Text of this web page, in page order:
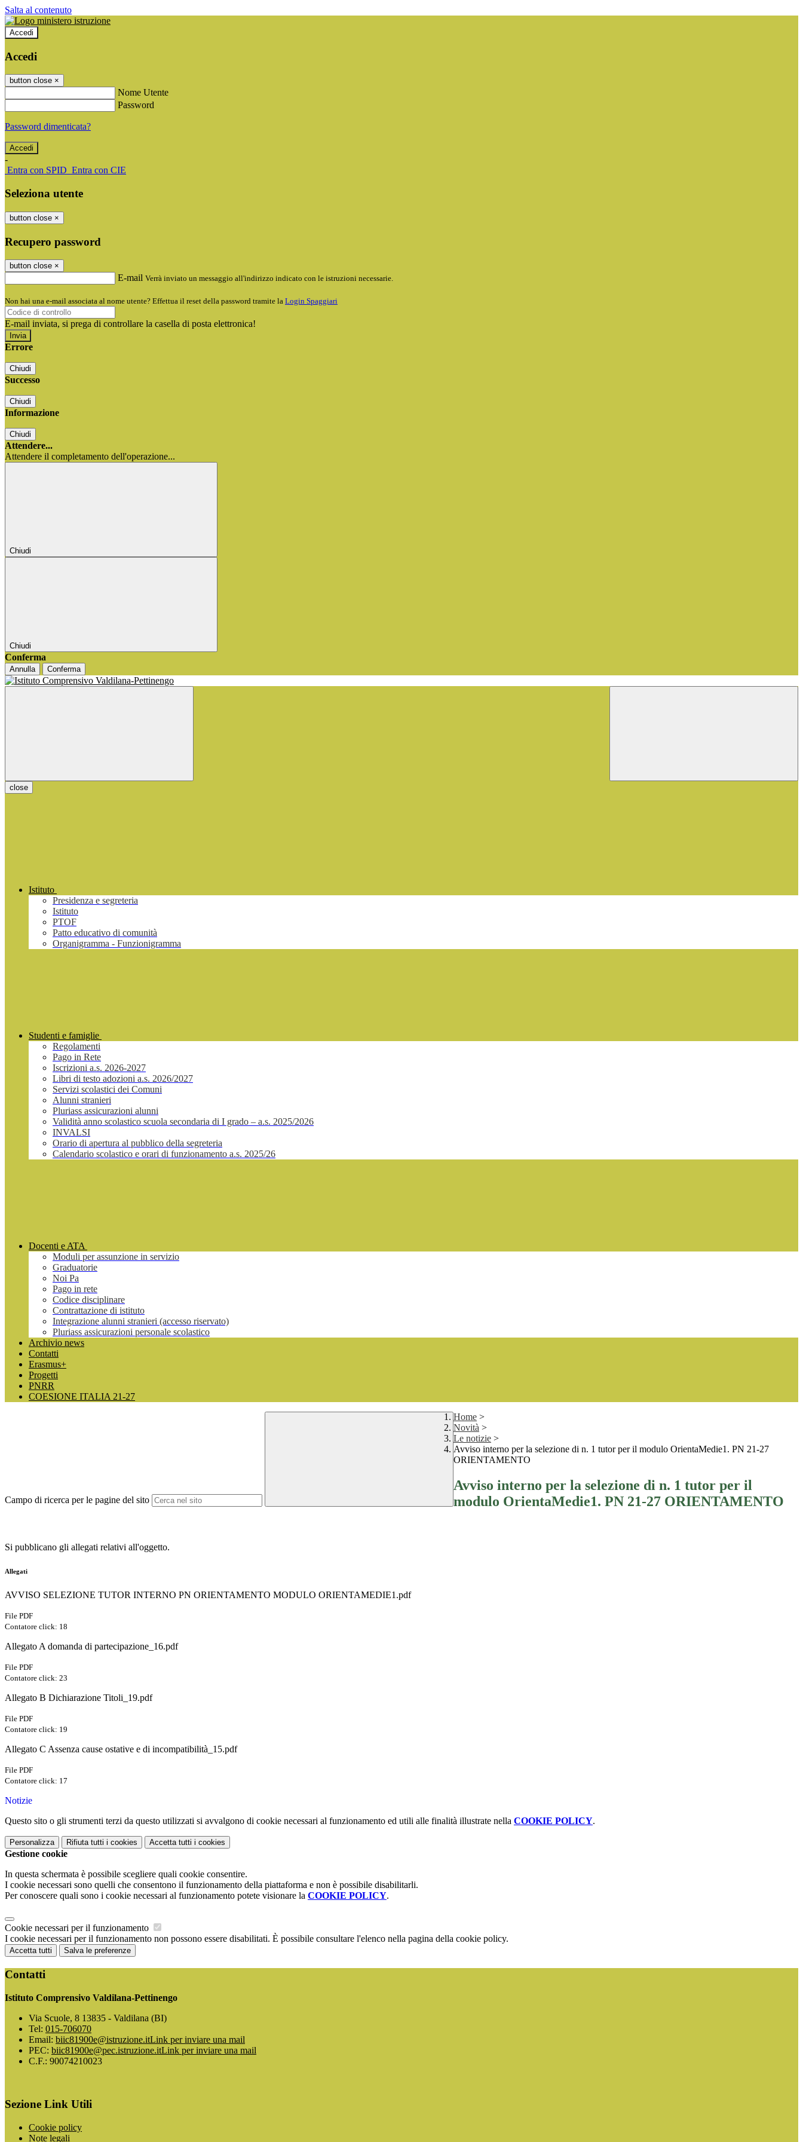
Salta al contenuto
Accedi
Accedi
button close ×
Nome Utente
Password
Password dimenticata?
-
Entra con SPID Entra con CIE
Seleziona utente
button close ×
Recupero password
button close ×
E-mail Verrà inviato un messaggio all'indirizzo indicato con le istruzioni necessarie.
Non hai una e-mail associata al nome utente? Effettua il reset della password tramite la Login Spaggiari
E-mail inviata, si prega di controllare la casella di posta elettronica!
Errore
Chiudi
Successo
Chiudi
Informazione
Chiudi
Attendere...
Attendere il completamento dell'operazione...
Chiudi
Chiudi
Conferma
Annulla Conferma
close
Istituto
Presidenza e segreteria
Istituto
PTOF
Patto educativo di comunità
Organigramma - Funzionigramma
Studenti e famiglie
Regolamenti
Pago in Rete
Iscrizioni a.s. 2026-2027
Libri di testo adozioni a.s. 2026/2027
Servizi scolastici dei Comuni
Alunni stranieri
Pluriass assicurazioni alunni
Validità anno scolastico scuola secondaria di I grado – a.s. 2025/2026
INVALSI
Orario di apertura al pubblico della segreteria
Calendario scolastico e orari di funzionamento a.s. 2025/26
Docenti e ATA
Moduli per assunzione in servizio
Graduatorie
Noi Pa
Pago in rete
Codice disciplinare
Contrattazione di istituto
Integrazione alunni stranieri (accesso riservato)
Pluriass assicurazioni personale scolastico
Archivio news
Contatti
Erasmus+
Progetti
PNRR
COESIONE ITALIA 21-27
Campo di ricerca per le pagine del sito
Home >
Novità >
Le notizie >
Avviso interno per la selezione di n. 1 tutor per il modulo OrientaMedie1. PN 21-27
ORIENTAMENTO
Avviso interno per la selezione di n. 1 tutor per il
modulo OrientaMedie1. PN 21-27 ORIENTAMENTO
Si pubblicano gli allegati relativi all'oggetto.
Allegati
AVVISO SELEZIONE TUTOR INTERNO PN ORIENTAMENTO MODULO ORIENTAMEDIE1.pdf
File PDF
Contatore click: 18
Allegato A domanda di partecipazione_16.pdf
File PDF
Contatore click: 23
Allegato B Dichiarazione Titoli_19.pdf
File PDF
Contatore click: 19
Allegato C Assenza cause ostative e di incompatibilità_15.pdf
File PDF
Contatore click: 17
Notizie
Questo sito o gli strumenti terzi da questo utilizzati si avvalgono di cookie necessari al funzionamento ed utili alle finalità illustrate nella COOKIE POLICY.
Personalizza Rifiuta tutti i cookies Accetta tutti i cookies
Gestione cookie
In questa schermata è possibile scegliere quali cookie consentire.
I cookie necessari sono quelli che consentono il funzionamento della piattaforma e non è possibile disabilitarli.
Per conoscere quali sono i cookie necessari al funzionamento potete visionare la COOKIE POLICY.
Cookie necessari per il funzionamento
I cookie necessari per il funzionamento non possono essere disabilitati. È possibile consultare l'elenco nella pagina della cookie policy.
Accetta tutti Salva le preferenze
Contatti
Istituto Comprensivo Valdilana-Pettinengo
Via Scuole, 8 13835 - Valdilana (BI)
Tel: 015-706070
Email: biic81900e@istruzione.itLink per inviare una mail
PEC: biic81900e@pec.istruzione.itLink per inviare una mail
C.F.: 90074210023
Sezione Link Utili
Cookie policy
Note legali